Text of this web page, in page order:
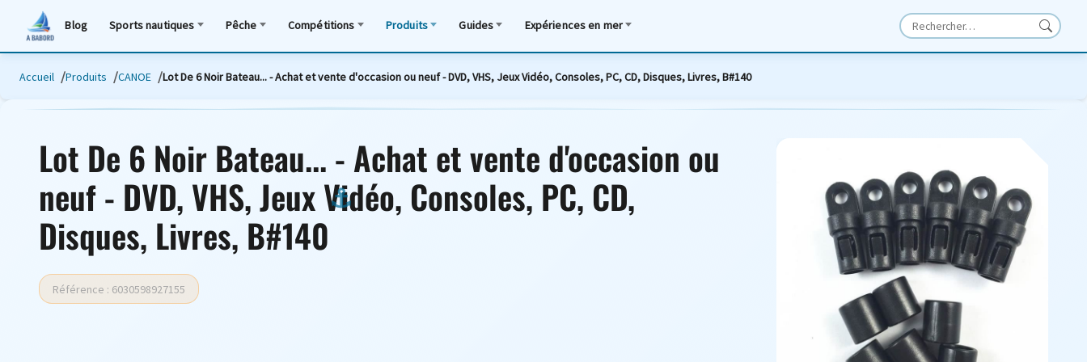
Blog Sports nautiques Pêche Compétitions Produits Guides Expériences en mer
Accueil Produits CANOE Lot De 6 Noir Bateau... - Achat et vente d'occasion ou neuf - DVD, VHS, Jeux Vidéo, Consoles, PC, CD, Disques, Livres, B#140
Lot De 6 Noir Bateau... - Achat et vente d'occasion ou
neuf - DVD, VHS, Jeux Vidéo, Consoles, PC, CD,
Disques, Livres, B#140
Référence : 6030598927155